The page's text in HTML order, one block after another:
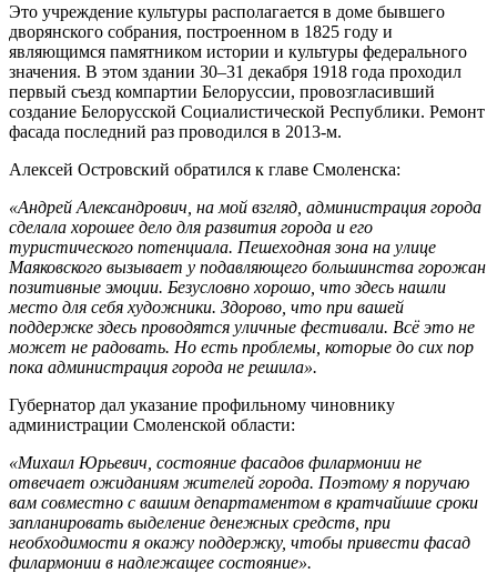
Это учреждение культуры располагается в доме бывшего
дворянского собрания, построенном в 1825 году и
являющимся памятником истории и культуры федерального
значения. В этом здании 30–31 декабря 1918 года проходил
первый съезд компартии Белоруссии, провозгласивший
создание Белорусской Социалистической Республики. Ремонт
фасада последний раз проводился в 2013-м.
Алексей Островский обратился к главе Смоленска:
«Андрей Александрович, на мой взгляд, администрация города
сделала хорошее дело для развития города и его
туристического потенциала. Пешеходная зона на улице
Маяковского вызывает у подавляющего большинства горожан
позитивные эмоции. Безусловно хорошо, что здесь нашли
место для себя художники. Здорово, что при вашей
поддержке здесь проводятся уличные фестивали. Всё это не
может не радовать. Но есть проблемы, которые до сих пор
пока администрация города не решила».
Губернатор дал указание профильному чиновнику
администрации Смоленской области:
«Михаил Юрьевич, состояние фасадов филармонии не
отвечает ожиданиям жителей города. Поэтому я поручаю
вам совместно с вашим департаментом в кратчайшие сроки
запланировать выделение денежных средств, при
необходимости я окажу поддержку, чтобы привести фасад
филармонии в надлежащее состояние».